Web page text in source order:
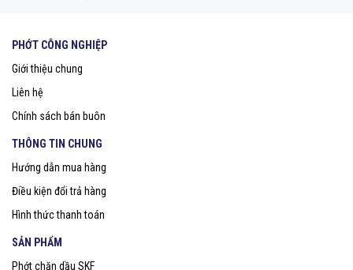
PHỚT CÔNG NGHIỆP
Giới thiệu chung
Liên hệ
Chính sách bán buôn
THÔNG TIN CHUNG
Hướng dẫn mua hàng
Điều kiện đổi trả hàng
Hình thức thanh toán
SẢN PHẨM
Phớt chặn dầu SKF